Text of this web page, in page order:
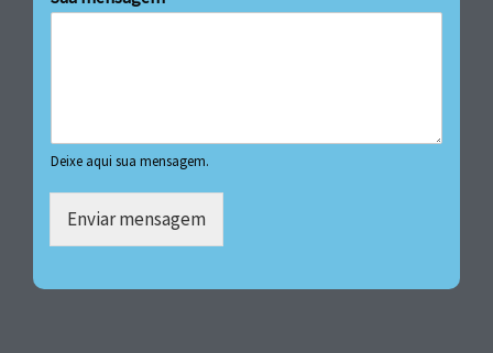
Deixe aqui sua mensagem.
Enviar mensagem